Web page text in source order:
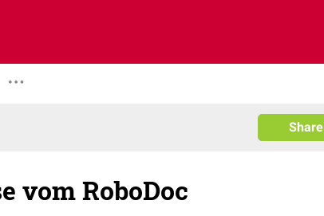
Share
vom RoboDoc